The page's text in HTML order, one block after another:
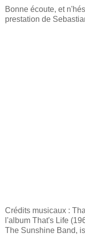
Bonne écoute, et
prestation de
Crédits musicaux :
l'album That's Life
The Sunshine Band,